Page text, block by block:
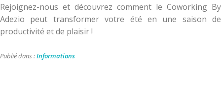
Rejoignez-nous et découvrez comment le Coworking By
Adezio peut transformer votre été en une saison de
productivité et de plaisir !
Publié dans :Informations